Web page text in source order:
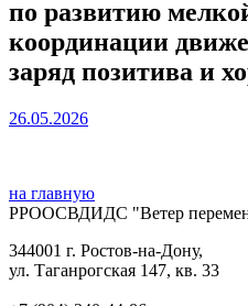
по развитию
координации
заряд позитива и
26.05.2026
на главную
РРООСВДИДС "Ветер
344001 г. Ростов-на-Дону,
ул. Таганрогская 147, кв. 33‍